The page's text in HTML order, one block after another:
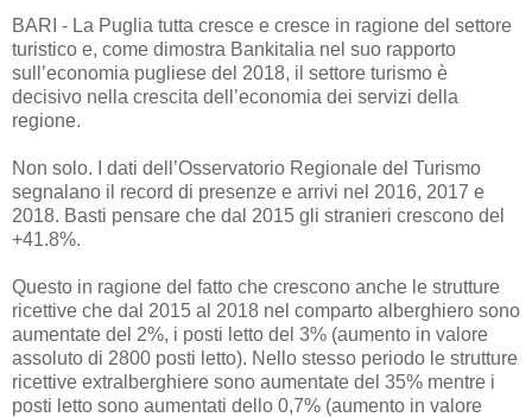
BARI - La Puglia tutta cresce e cresce in ragione del settore
turistico e, come dimostra Bankitalia nel suo rapporto
sull’economia pugliese del 2018, il settore turismo è
decisivo nella crescita dell’economia dei servizi della
regione.
Non solo. I dati dell’Osservatorio Regionale del Turismo
segnalano il record di presenze e arrivi nel 2016, 2017 e
2018. Basti pensare che dal 2015 gli stranieri crescono del
+41.8%.
Questo in ragione del fatto che crescono anche le strutture
ricettive che dal 2015 al 2018 nel comparto alberghiero sono
aumentate del 2%, i posti letto del 3% (aumento in valore
assoluto di 2800 posti letto). Nello stesso periodo le strutture
ricettive extralberghiere sono aumentate del 35% mentre i
posti letto sono aumentati dello 0,7% (aumento in valore